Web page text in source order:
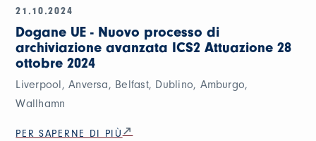
21.10.2024
Dogane UE - Nuovo processo di
archiviazione avanzata ICS2 Attuazione 28
ottobre 2024
Liverpool, Anversa, Belfast, Dublino, Amburgo,
Wallhamn
PER SAPERNE DI PIÙ